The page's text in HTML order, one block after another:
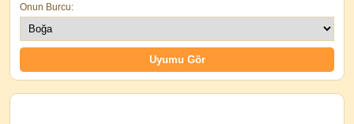
Onun Burcu: